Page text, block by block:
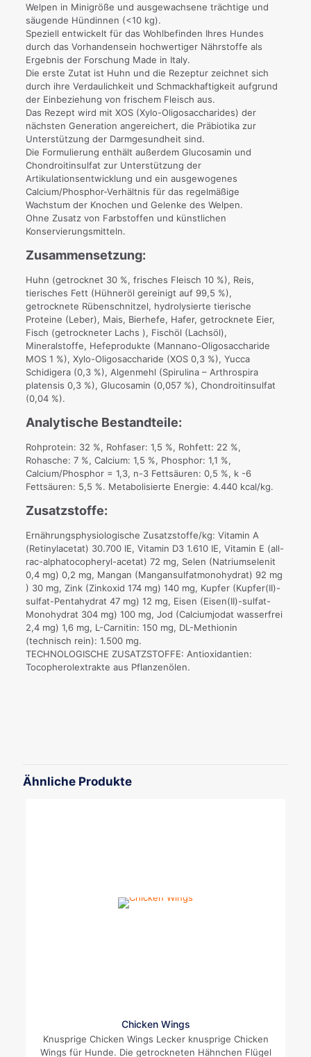
Welpen in Minigröße und ausgewachsene trächtige und
säugende Hündinnen (<10 kg).
Speziell entwickelt für das Wohlbefinden Ihres Hundes
durch das Vorhandensein hochwertiger Nährstoffe als
Ergebnis der Forschung Made in Italy.
Die erste Zutat ist Huhn und die Rezeptur zeichnet sich
durch ihre Verdaulichkeit und Schmackhaftigkeit aufgrund
der Einbeziehung von frischem Fleisch aus.
Das Rezept wird mit XOS (Xylo-Oligosaccharides) der
nächsten Generation angereichert, die Präbiotika zur
Unterstützung der Darmgesundheit sind.
Die Formulierung enthält außerdem Glucosamin und
Chondroitinsulfat zur Unterstützung der
Artikulationsentwicklung und ein ausgewogenes
Calcium/Phosphor-Verhältnis für das regelmäßige
Wachstum der Knochen und Gelenke des Welpen.
Ohne Zusatz von Farbstoffen und künstlichen
Konservierungsmitteln.
Zusammensetzung:
Huhn (getrocknet 30 %, frisches Fleisch 10 %), Reis,
tierisches Fett (Hühneröl gereinigt auf 99,5 %),
getrocknete Rübenschnitzel, hydrolysierte tierische
Proteine (Leber), Mais, Bierhefe, Hafer, getrocknete Eier,
Fisch (getrockneter Lachs ), Fischöl (Lachsöl),
Mineralstoffe, Hefeprodukte (Mannano-Oligosaccharide
MOS 1 %), Xylo-Oligosaccharide (XOS 0,3 %), Yucca
Schidigera (0,3 %), Algenmehl (Spirulina – Arthrospira
platensis 0,3 %), Glucosamin (0,057 %), Chondroitinsulfat
(0,04 %).
Analytische Bestandteile:
Rohprotein: 32 %, Rohfaser: 1,5 %, Rohfett: 22 %,
Rohasche: 7 %, Calcium: 1,5 %, Phosphor: 1,1 %,
Calcium/Phosphor = 1,3, n-3 Fettsäuren: 0,5 %, k -6
Fettsäuren: 5,5 %. Metabolisierte Energie: 4.440 kcal/kg.
Zusatzstoffe:
Ernährungsphysiologische Zusatzstoffe/kg: Vitamin A
(Retinylacetat) 30.700 IE, Vitamin D3 1.610 IE, Vitamin E (all-
rac-alphatocopheryl-acetat) 72 mg, Selen (Natriumselenit
0,4 mg) 0,2 mg, Mangan (Mangansulfatmonohydrat) 92 mg
) 30 mg, Zink (Zinkoxid 174 mg) 140 mg, Kupfer (Kupfer(II)-
sulfat-Pentahydrat 47 mg) 12 mg, Eisen (Eisen(II)-sulfat-
Monohydrat 304 mg) 100 mg, Jod (Calciumjodat wasserfrei
2,4 mg) 1,6 mg, L-Carnitin: 150 mg, DL-Methionin
(technisch rein): 1.500 mg.
TECHNOLOGISCHE ZUSATZSTOFFE: Antioxidantien:
Tocopherolextrakte aus Pflanzenölen.
Ähnliche Produkte
Chicken Wings
Knusprige Chicken Wings Lecker knusprige Chicken
Wings für Hunde. Die getrockneten Hähnchen Flügel